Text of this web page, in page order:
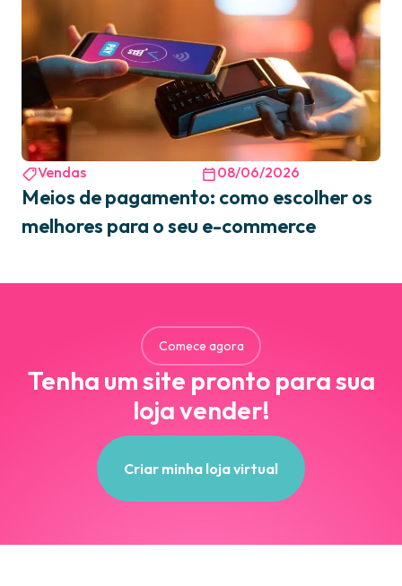
Vendas 08/06/2026
Meios de pagamento: como escolher os
melhores para o seu e-commerce
Comece agora
Tenha um site pronto para sua
loja vender!
Criar minha loja virtual